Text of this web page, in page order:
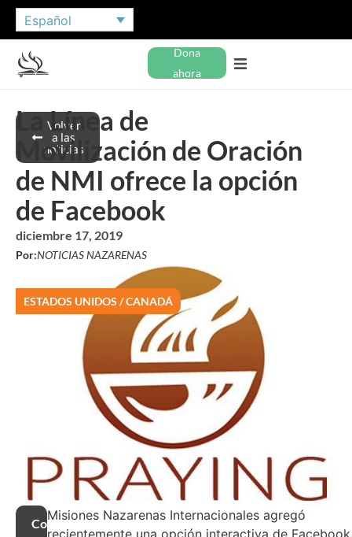
Español
Dona
ahora
Volver
a las
noticias
La Línea de
Movilización de Oración
de NMI ofrece la opción
de Facebook
diciembre 17, 2019
Por:NOTICIAS NAZARENAS
ESTADOS UNIDOS / CANADÁ
Compartir
Misiones Nazarenas Internacionales agregó
recientemente una opción interactiva de Facebook